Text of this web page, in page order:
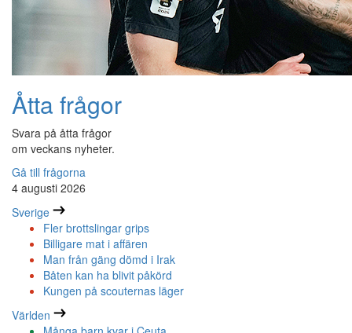
Åtta frågor
Svara på åtta frågor
om veckans nyheter.
Gå till frågorna
4 augusti 2026
Sverige
Fler brottslingar grips
Billigare mat i affären
Man från gäng dömd i Irak
Båten kan ha blivit påkörd
Kungen på scouternas läger
Världen